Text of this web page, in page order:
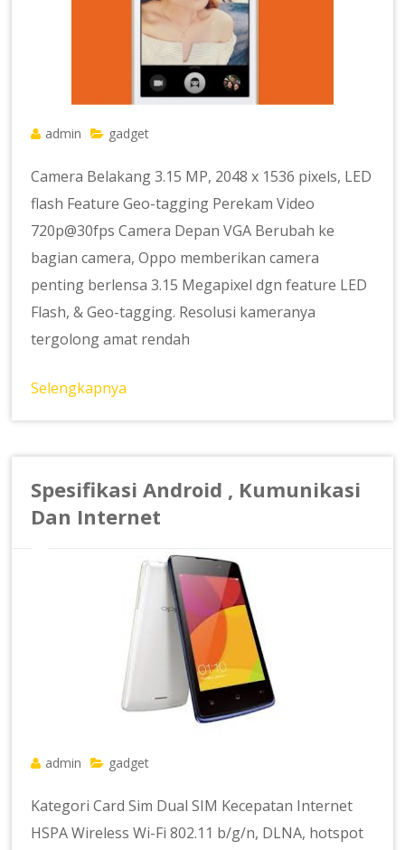
admin gadget
Camera Belakang 3.15 MP, 2048 x 1536 pixels, LED
flash Feature Geo-tagging Perekam Video
720p@30fps Camera Depan VGA Berubah ke
bagian camera, Oppo memberikan camera
penting berlensa 3.15 Megapixel dgn feature LED
Flash, & Geo-tagging. Resolusi kameranya
tergolong amat rendah
Selengkapnya
Spesifikasi Android , Kumunikasi
Dan Internet
admin gadget
Kategori Card Sim Dual SIM Kecepatan Internet
HSPA Wireless Wi-Fi 802.11 b/g/n, DLNA, hotspot